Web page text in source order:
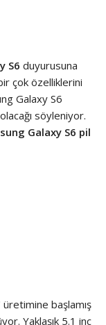
S6 duyurusuna
çok özelliklerini
Galaxy S6
söyleniyor.
Galaxy S6 pil
başlamış
Yaklaşık 5.1 inç